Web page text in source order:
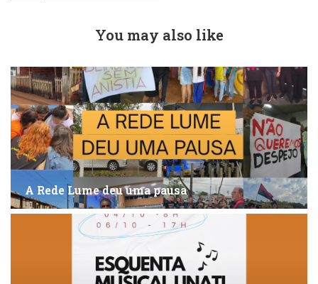
You may also like
A Rede Lume deu uma pausa